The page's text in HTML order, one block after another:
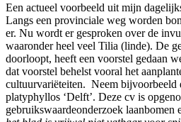
Een actueel voorbeeld uit mijn
Langs een provinciale weg worden
er. Nu wordt er gesproken over de
waaronder heel veel Tilia (linde). De
doorloopt, heeft een voorstel gedaan
dat voorstel behelst vooral het
cultuurvariëteiten. Neem bijvoorbeeld
platyphyllos ‘Delft’. Deze cv is
gebruikswaardeonderzoek laanbomen